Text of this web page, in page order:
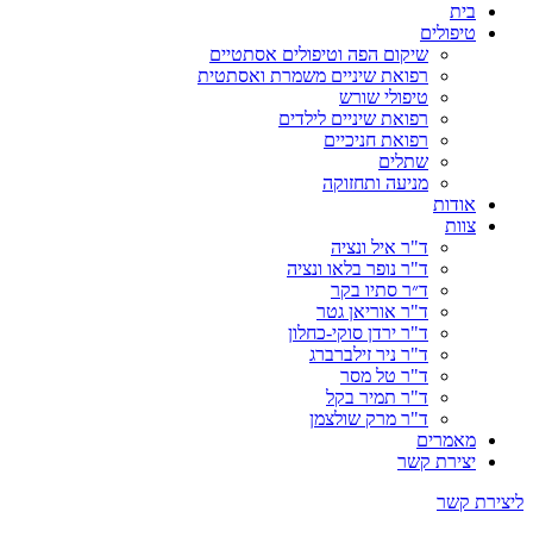
בית
טיפולים
שיקום הפה וטיפולים אסתטיים
רפואת שיניים משמרת ואסתטית
טיפולי שורש
רפואת שיניים לילדים
רפואת חניכיים
שתלים
מניעה ותחזוקה
אודות
צוות
ד"ר איל ונציה
ד"ר נופר בלאו ונציה
ד״ר סתיו בקר
ד"ר אוריאן גטר
ד"ר ירדן סוקי-כחלון
ד"ר ניר זילברברג
ד"ר טל מסר
ד"ר תמיר בקל
ד"ר מרק שולצמן
מאמרים
יצירת קשר
ליצירת קשר